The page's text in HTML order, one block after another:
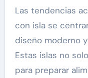
Las tendencias
con isla se
diseño moderno
Estas islas no
para preparar